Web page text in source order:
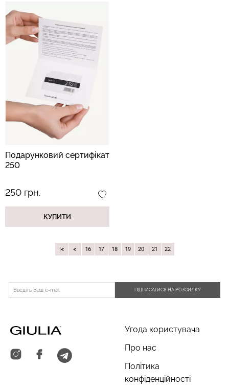
Подарунковий сертифікат
250
250 грн.
КУПИТИ
16 17 18 19 20 21 22
ПІДПИСАТИСЯ НА РОЗСИЛКУ
Угода користувача
Про нас
Політика
конфіденційності
Безшовні легінси з
мікрофібри LEGGINGS 02
(чорний) Giulia
552 грн.789 грн.
Безшовні легінси
Безшовні бразиліана з
легкою корекцією
BRASILIAN SHAPEWEAR
black (чорний) Giulia
258 грн.
369 грн.